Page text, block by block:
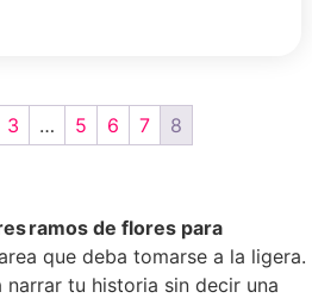
3 … 5 6 7 8
ramos de flores para
que deba tomarse a la ligera.
tu historia sin decir una